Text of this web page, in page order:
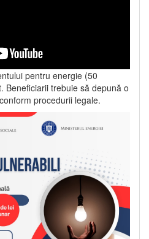
pentru energie (50
Beneficiarii trebuie să depună o
procedurii legale.